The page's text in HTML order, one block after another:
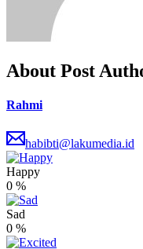
About Post
Rahmi
habibti@lakumedia.id
Happy
0 %
Sad
0 %